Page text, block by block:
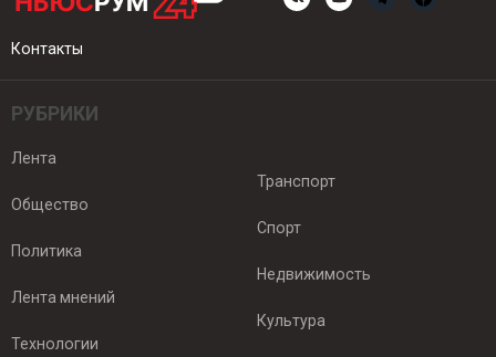
Контакты
РУБРИКИ
Лента
Общество
Политика
Лента мнений
Технологии
Транспорт
Спорт
Недвижимость
Культура